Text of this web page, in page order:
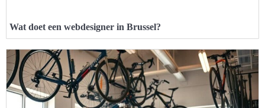
Wat doet een webdesigner in Brussel?